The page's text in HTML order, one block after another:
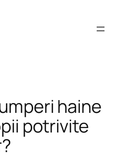
haine
potrivite